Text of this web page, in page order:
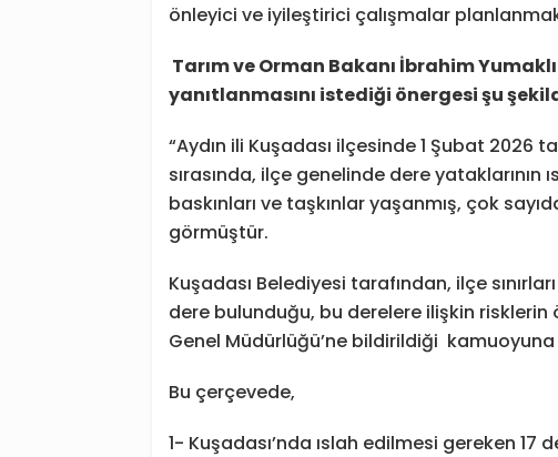
önleyici ve iyileştirici çalışmalar
Tarım ve Orman Bakanı İbrahim
yanıtlanmasını istediği önergesi şu
“Aydın ili Kuşadası ilçesinde 1 Şubat 2026
sırasında, ilçe genelinde dere yataklarının
baskınları ve taşkınlar yaşanmış, çok
görmüştür.
Kuşadası Belediyesi tarafından, ilçe
dere bulunduğu, bu derelere ilişkin risklerin
Genel Müdürlüğü’ne bildirildiği kamuoyuna
Bu çerçevede,
1- Kuşadası’nda ıslah edilmesi gereken